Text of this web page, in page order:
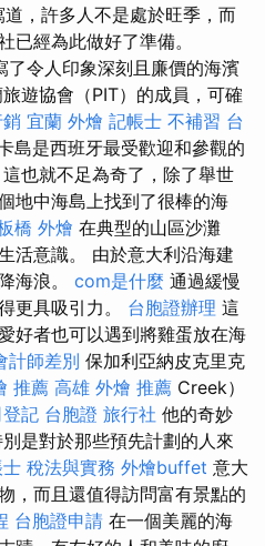
道，許多人不是處於旺季，而
已經為此做好了準備。
了令人印象深刻且廉價的海濱
遊協會（PIT）的成員，可確
宜蘭 外燴 記帳士 不補習 台
島是西班牙最受歡迎和參觀的
也就不足為奇了，除了舉世
地中海島上找到了很棒的海
橋 外燴 在典型的山區沙灘
活意識。 由於意大利沿海建
海浪。 com是什麼 通過緩慢
更具吸引力。 台胞證辦理 這
好者也可以遇到將雞蛋放在海
計師差別 保加利亞納皮克里克
推薦 高雄 外燴 推薦 Creek）
記 台胞證 旅行社 他的奇妙
是對於那些預先計劃的人來
稅法與實務 外燴buffet 意大
，而且還值得訪問富有景點的
台胞證申請 在一個美麗的海